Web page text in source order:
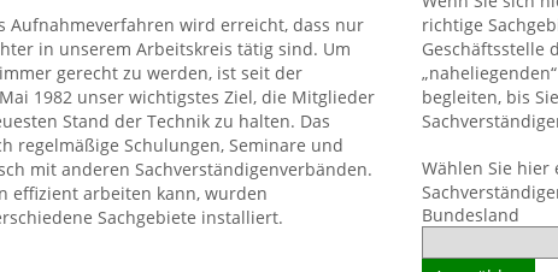
Aufnahmeverfahren wird erreicht, dass nur
in unserem Arbeitskreis tätig sind. Um
gerecht zu werden, ist seit der
1982 unser wichtigstes Ziel, die Mitglieder
Stand der Technik zu halten. Das
regelmäßige Schulungen, Seminare und
mit anderen Sachverständigenverbänden.
effizient arbeiten kann, wurden
Sachgebiete installiert.
richtige
Geschäftsstelle
begleiten, bis
Wählen Sie hier
Bundesland